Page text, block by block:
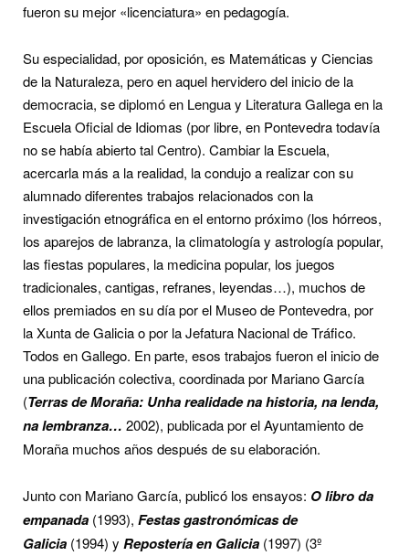
fueron su mejor «licenciatura» en pedagogía.
Su especialidad, por oposición, es Matemáticas y Ciencias
de la Naturaleza, pero en aquel hervidero del inicio de la
democracia, se diplomó en Lengua y Literatura Gallega en la
Escuela Oficial de Idiomas (por libre, en Pontevedra todavía
no se había abierto tal Centro). Cambiar la Escuela,
acercarla más a la realidad, la condujo a realizar con su
alumnado diferentes trabajos relacionados con la
investigación etnográfica en el entorno próximo (los hórreos,
los aparejos de labranza, la climatología y astrología popular,
las fiestas populares, la medicina popular, los juegos
tradicionales, cantigas, refranes, leyendas…), muchos de
ellos premiados en su día por el Museo de Pontevedra, por
la Xunta de Galicia o por la Jefatura Nacional de Tráfico.
Todos en Gallego. En parte, esos trabajos fueron el inicio de
una publicación colectiva, coordinada por Mariano García
(Terras de Moraña: Unha realidade na historia, na lenda,
na lembranza… 2002), publicada por el Ayuntamiento de
Moraña muchos años después de su elaboración.
Junto con Mariano García, publicó los ensayos: O libro da
empanada (1993), Festas gastronómicas de
Galicia (1994) y Repostería en Galicia (1997) (3º